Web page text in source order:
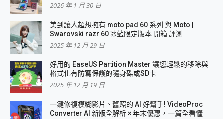
2026 年 1 月 30 日
美到讓人超想擁有 moto pad 60 系列 與 Moto |
Swarovski razr 60 冰藍限定版本 開箱 評測
2025 年 12 月 29 日
好用的 EaseUS Partition Master 讓您輕鬆的移除與
格式化有防寫保護的隨身碟或SD卡
2025 年 12 月 19 日
一鍵修復模糊影片、舊照的 AI 好幫手! VideoProc
Converter AI 新版全解析 × 年末優惠，一篇全看懂